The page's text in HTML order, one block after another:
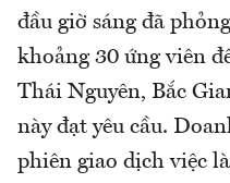
đầu giờ sáng đã
khoảng 30 ứng viên
Thái Nguyên, Bắc
này đạt yêu cầu.
phiên giao dịch việc